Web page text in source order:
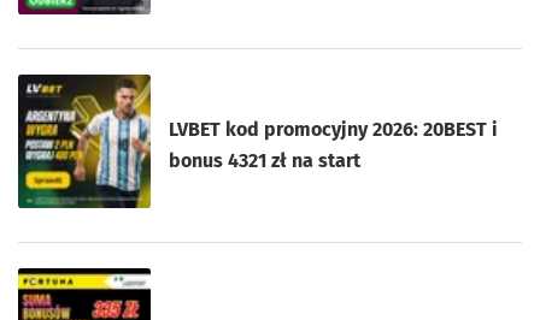
LVBET kod promocyjny 2026: 20BEST i
bonus 4321 zł na start